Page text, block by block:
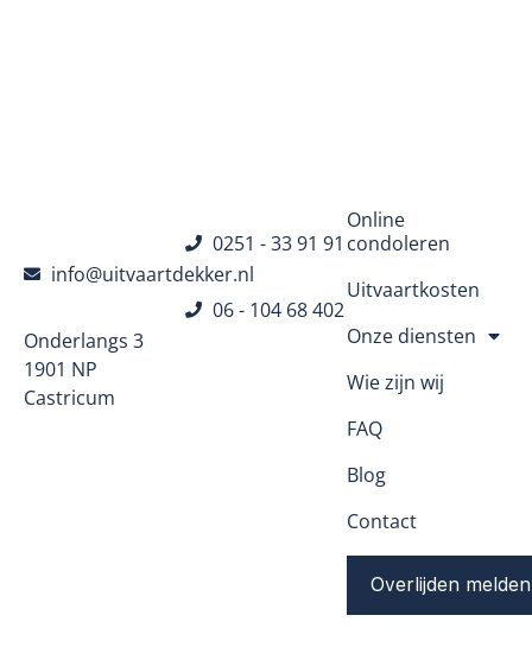
info@uitvaartdekker.nl
Onderlangs 3
1901 NP
Castricum
0251 - 33 91 91
06 - 104 68 402
Online
condoleren
Uitvaartkosten
Onze diensten
Wie zijn wij
FAQ
Blog
Contact
Overlijden melden